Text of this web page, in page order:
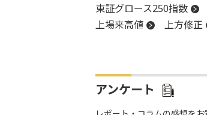
東証グロース250指数
上場来高値
上方修正
アンケート